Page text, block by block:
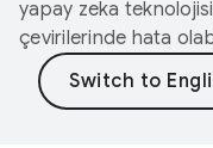
yapay zeka
çevirilerinde hata